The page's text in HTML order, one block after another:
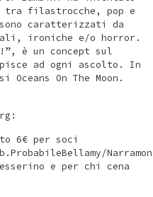
tra filastrocche, pop e
caratterizzati da
ironiche e/o horror.
è un concept sul
ad ogni ascolto. In
On The Moon.
6€ per soci
e per chi cena